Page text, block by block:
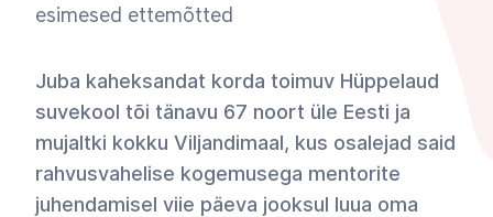
esimesed ettemõtted
Juba kaheksandat korda toimuv Hüppelaud
suvekool tõi tänavu 67 noort üle Eesti ja
mujaltki kokku Viljandimaal, kus osalejad said
rahvusvahelise kogemusega mentorite
juhendamisel viie päeva jooksul luua oma